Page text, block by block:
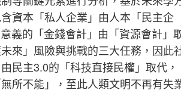
資本「私人企業」由人本「民主企
義的「金錢會計」由「資源會計」
來」風險與挑戰的三大任務，因此
民主3.0的「科技直接民權」取代，
無所不能」， 至此人類文明不再有失